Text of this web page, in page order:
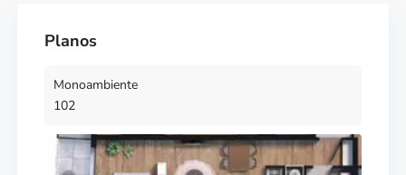
Planos
Monoambiente
102